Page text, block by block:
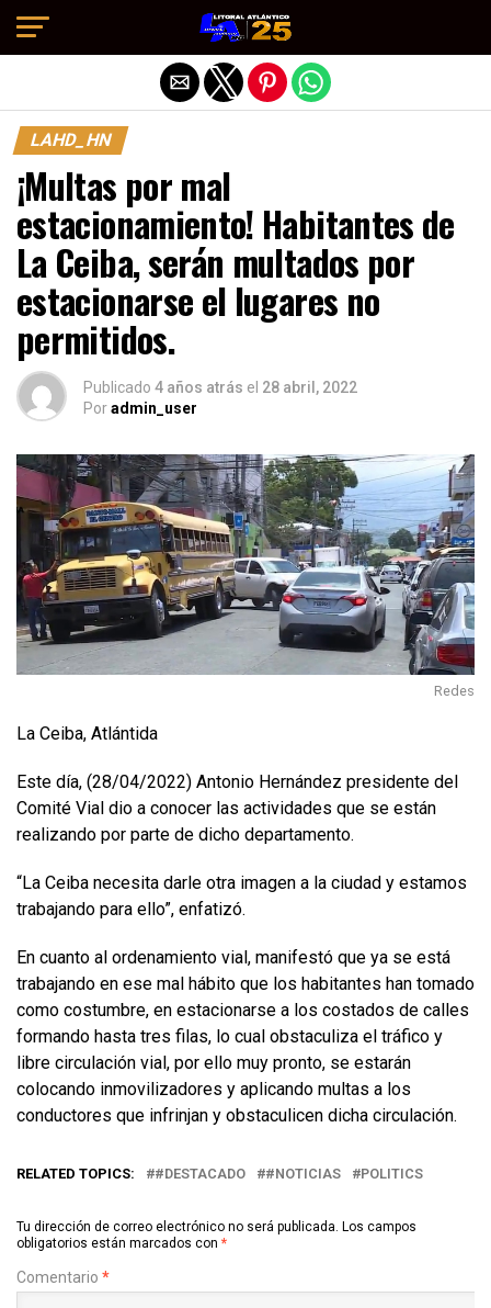
LAHD_HN
¡Multas por mal
estacionamiento! Habitantes de
La Ceiba, serán multados por
estacionarse el lugares no
permitidos.
Publicado 4 años atrás el 28 abril, 2022
Poradmin_user
Redes
La Ceiba, Atlántida
Este día, (28/04/2022) Antonio Hernández presidente del
Comité Vial dio a conocer las actividades que se están
realizando por parte de dicho departamento.
“La Ceiba necesita darle otra imagen a la ciudad y estamos
trabajando para ello”, enfatizó.
En cuanto al ordenamiento vial, manifestó que ya se está
trabajando en ese mal hábito que los habitantes han tomado
como costumbre, en estacionarse a los costados de calles
formando hasta tres filas, lo cual obstaculiza el tráfico y
libre circulación vial, por ello muy pronto, se estarán
colocando inmovilizadores y aplicando multas a los
conductores que infrinjan y obstaculicen dicha circulación.
RELATED TOPICS: #DESTACADO #NOTICIAS POLITICS
Tu dirección de correo electrónico no será publicada. Los campos
obligatorios están marcados con *
Comentario *
Salir de la versión móvil